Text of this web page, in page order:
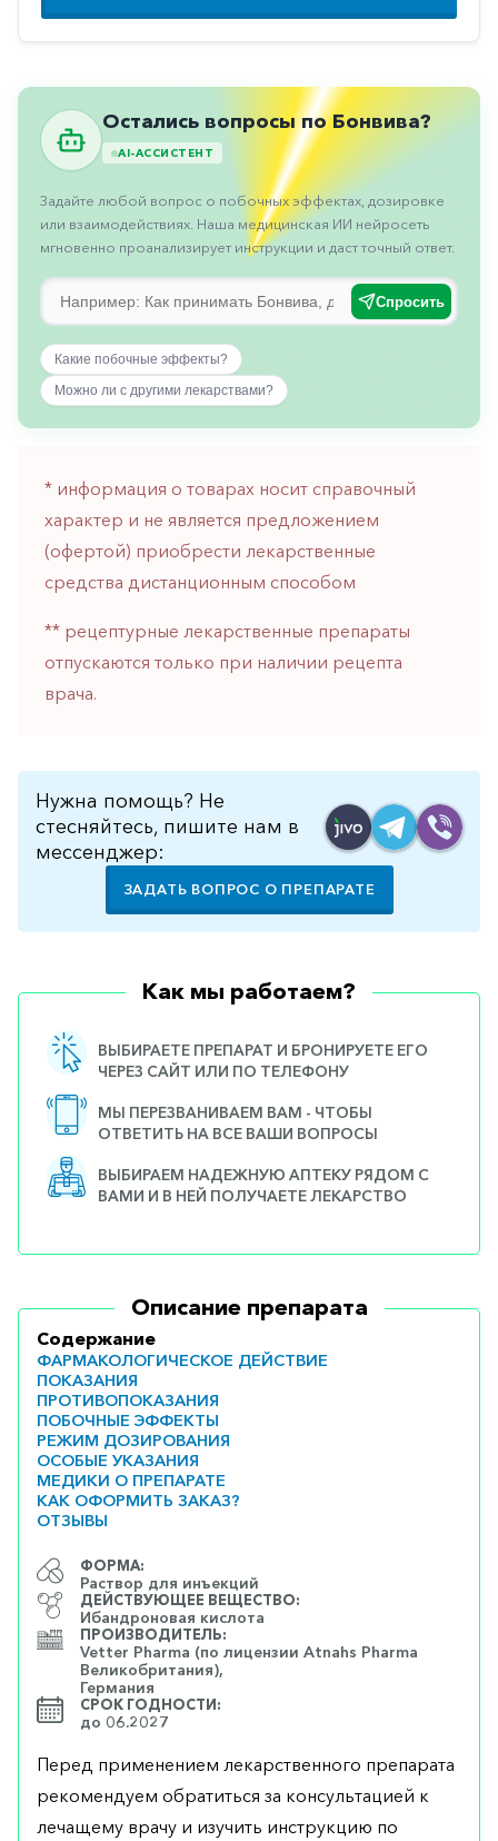
Противорвотные
Пульмонология
Сосудистые
Тромбозы
Урология
Ухо-
горло-
нос
Хирургия
железа
Остались вопросы по Бонвива?
AI-АССИСТЕНТ
Задайте любой вопрос о побочных эффектах, дозировке
или взаимодействиях. Наша медицинская ИИ нейросеть
мгновенно проанализирует инструкции и даст точный ответ.
Спросить
Какие побочные эффекты?
Можно ли с другими лекарствами?
* информация о товарах носит справочный
характер и не является предложением
(офертой) приобрести лекарственные
средства дистанционным способом
** рецептурные лекарственные препараты
отпускаются только при наличии рецепта
врача.
Нужна помощь? Не
стесняйтесь, пишите нам в
мессенджер:
ЗАДАТЬ ВОПРОС О ПРЕПАРАТЕ
Как мы работаем?
ВЫБИРАЕТЕ ПРЕПАРАТ И БРОНИРУЕТЕ ЕГО
ЧЕРЕЗ САЙТ ИЛИ ПО ТЕЛЕФОНУ
МЫ ПЕРЕЗВАНИВАЕМ ВАМ - ЧТОБЫ
ОТВЕТИТЬ НА ВСЕ ВАШИ ВОПРОСЫ
ВЫБИРАЕМ НАДЕЖНУЮ АПТЕКУ РЯДОМ С
ВАМИ И В НЕЙ ПОЛУЧАЕТЕ ЛЕКАРСТВО
Описание препарата
Содержание
ФАРМАКОЛОГИЧЕСКОЕ ДЕЙСТВИЕ
ПОКАЗАНИЯ
ПРОТИВОПОКАЗАНИЯ
ПОБОЧНЫЕ ЭФФЕКТЫ
РЕЖИМ ДОЗИРОВАНИЯ
ОСОБЫЕ УКАЗАНИЯ
МЕДИКИ О ПРЕПАРАТЕ
КАК ОФОРМИТЬ ЗАКАЗ?
ОТЗЫВЫ
ФОРМА:
Раствор для инъекций
ДЕЙСТВУЮЩЕЕ ВЕЩЕСТВО:
Ибандроновая кислота
ПРОИЗВОДИТЕЛЬ:
Vetter Pharma (по лицензии Atnahs Pharma
Великобритания),
Германия
СРОК ГОДНОСТИ:
до 06.2027
Перед применением лекарственного препарата
рекомендуем обратиться за консультацией к
лечащему врачу и изучить инструкцию по